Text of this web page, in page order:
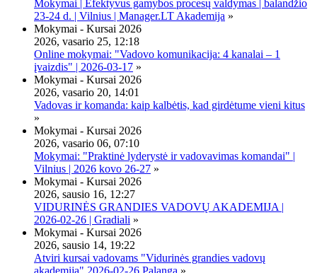
Mokymai | Efektyvus gamybos procesų valdymas | balandžio
23-24 d. | Vilnius | Manager.LT Akademija »
Mokymai - Kursai 2026
2026, vasario 25, 12:18
Online mokymai: "Vadovo komunikacija: 4 kanalai – 1
įvaizdis" | 2026-03-17 »
Mokymai - Kursai 2026
2026, vasario 20, 14:01
Vadovas ir komanda: kaip kalbėtis, kad girdėtume vieni kitus
»
Mokymai - Kursai 2026
2026, vasario 06, 07:10
Mokymai: "Praktinė lyderystė ir vadovavimas komandai" |
Vilnius | 2026 kovo 26-27 »
Mokymai - Kursai 2026
2026, sausio 16, 12:27
VIDURINĖS GRANDIES VADOVŲ AKADEMIJA |
2026-02-26 | Gradiali »
Mokymai - Kursai 2026
2026, sausio 14, 19:22
Atviri kursai vadovams "Vidurinės grandies vadovų